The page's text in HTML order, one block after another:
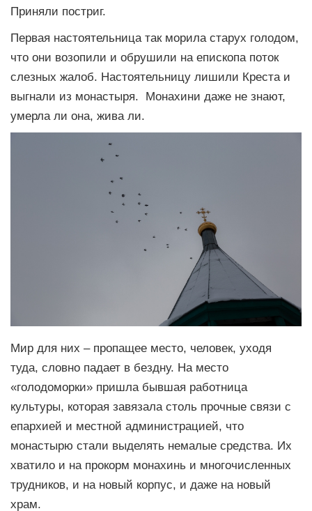
Приняли постриг.
Первая настоятельница так морила старух голодом,
что они возопили и обрушили на епископа поток
слезных жалоб. Настоятельницу лишили Креста и
выгнали из монастыря. Монахини даже не знают,
умерла ли она, жива ли.
Мир для них – пропащее место, человек, уходя
туда, словно падает в бездну. На место
«голодоморки» пришла бывшая работница
культуры, которая завязала столь прочные связи с
епархией и местной администрацией, что
монастырю стали выделять немалые средства. Их
хватило и на прокорм монахинь и многочисленных
трудников, и на новый корпус, и даже на новый
храм.